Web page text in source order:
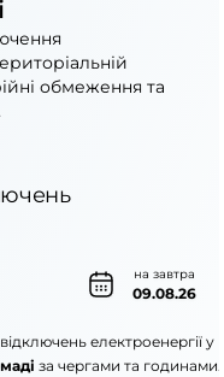
обмеження та
на завтра
09.08.26
електроенергії у
за чергами та годинами.